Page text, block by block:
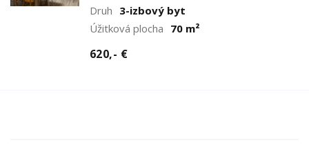
Druh 3-izbový byt
Úžitková plocha 70 m²
620,- €